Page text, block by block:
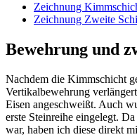
Zeichnung
Zeichnung Zweite
Bewehrung und
Nachdem die Kimmschicht
Vertikalbewehrung
Eisen angeschweißt. Auch
erste Steinreihe eingelegt.
war, haben ich diese direkt